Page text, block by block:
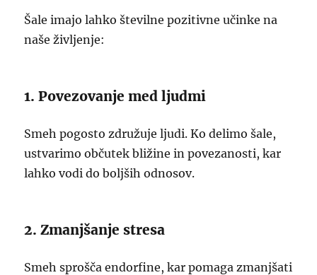
Šale imajo lahko številne pozitivne učinke na
naše življenje:
1. Povezovanje med ljudmi
Smeh pogosto združuje ljudi. Ko delimo šale,
ustvarimo občutek bližine in povezanosti, kar
lahko vodi do boljših odnosov.
2. Zmanjšanje stresa
Smeh sprošča endorfine, kar pomaga zmanjšati